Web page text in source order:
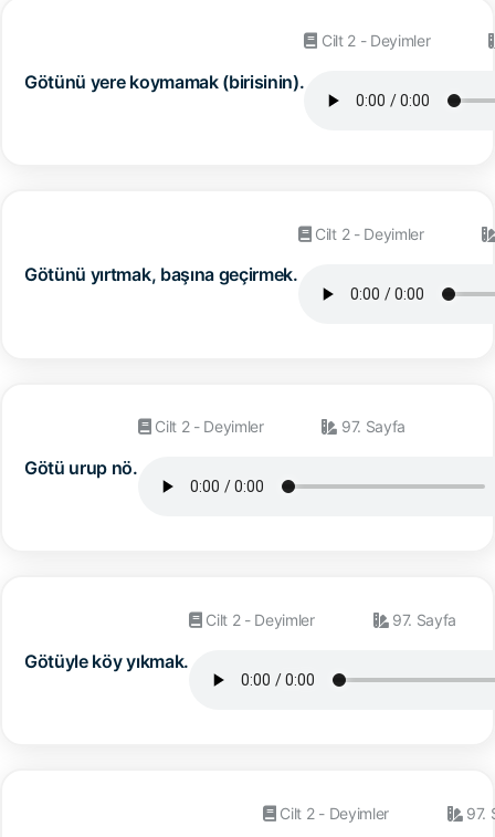
Götünü yere koymamak (birisinin).
Cilt 2 - Deyimler
Götünü yırtmak, başına geçirmek.
Cilt 2 - Deyimler
Götü urup nö.
Cilt 2 - Deyimler 97. Sayfa
Götüyle köy yıkmak.
Cilt 2 - Deyimler 97. Sayfa
Cilt 2 - Deyimler 97.